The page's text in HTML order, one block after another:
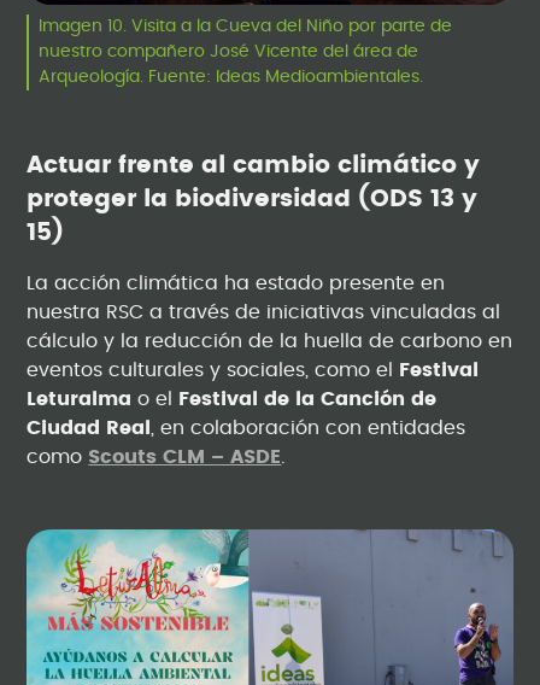
Imagen 10. Visita a la Cueva del Niño por parte de
nuestro compañero José Vicente del área de
Arqueología. Fuente: Ideas Medioambientales.
Actuar frente al cambio climático y
proteger la biodiversidad (ODS 13 y
15)
La acción climática ha estado presente en
nuestra RSC a través de iniciativas vinculadas al
cálculo y la reducción de la huella de carbono en
eventos culturales y sociales, como el
Festival
Leturalma o el
Festival de la Canción de
Ciudad Real
, en colaboración con entidades
como Scouts CLM – ASDE